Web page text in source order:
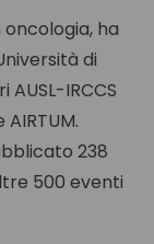
oncologia, ha
di
IRCCS
238
500 eventi